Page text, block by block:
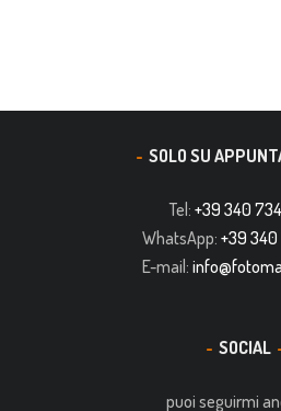
SOLO SU
Tel: +39 340
WhatsApp: +39
E-mail:
SOCIAL
puoi seguirmi